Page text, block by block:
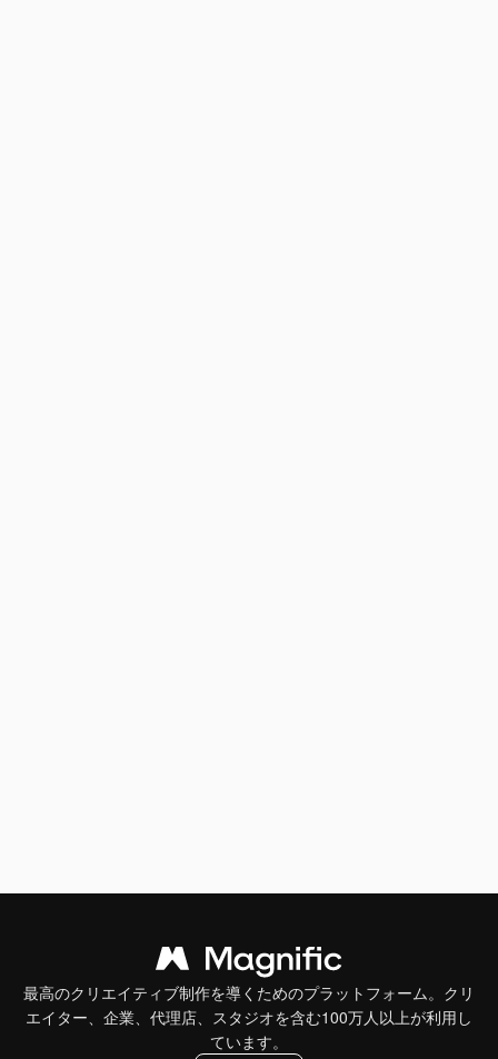
最高のクリエイティブ制作を導くためのプラットフォーム。クリ
エイター、企業、代理店、スタジオを含む100万人以上が利用し
ています。